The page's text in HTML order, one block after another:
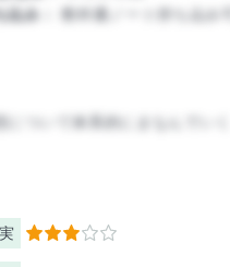
込み：
教科書ノート持ち込み可
3